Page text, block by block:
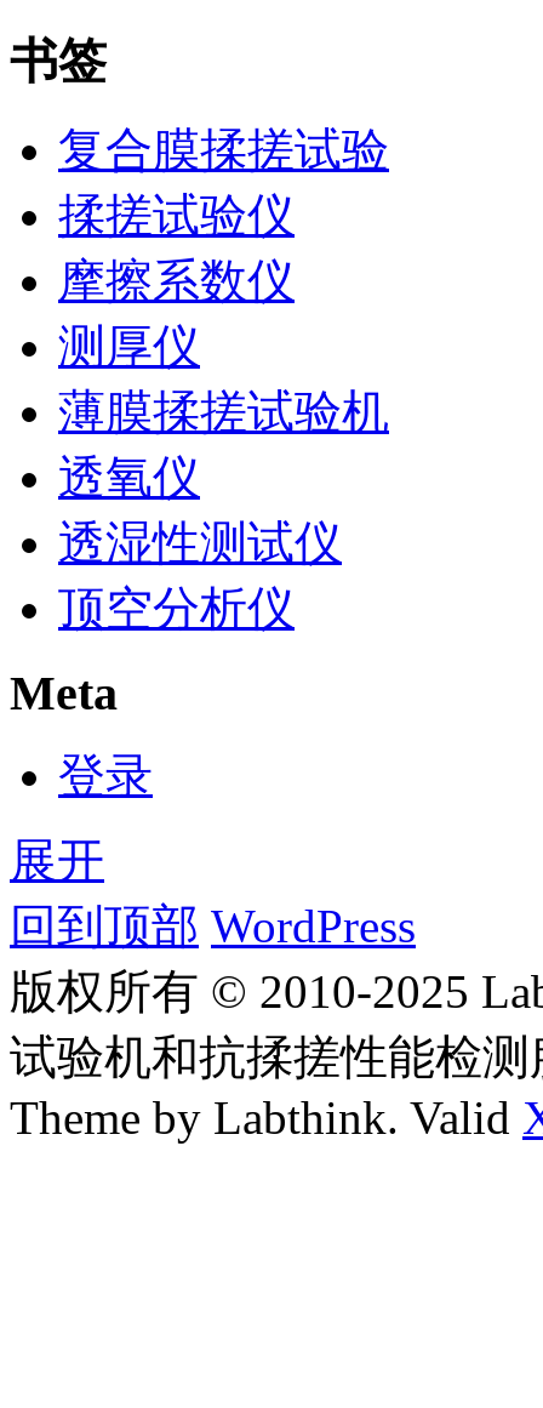
书签
复合膜揉搓试验
揉搓试验仪
摩擦系数仪
测厚仪
薄膜揉搓试验机
透氧仪
透湿性测试仪
顶空分析仪
Meta
登录
展开
回到顶部 WordPress
版权所有 © 2010-2025
试验机和抗揉搓性能检
Theme by Labthink. Valid